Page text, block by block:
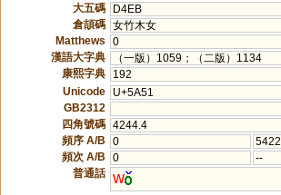
大五碼
D4EB
倉頡碼 女竹木女
Matthews
0
漢語大字典
（一版）1059；（二版）1134
康熙字典
192
Unicode
U+5A51
GB2312
四角號碼 4244.4
頻序 A/B
0
5422
頻次 A/B
0
--
普通話 w